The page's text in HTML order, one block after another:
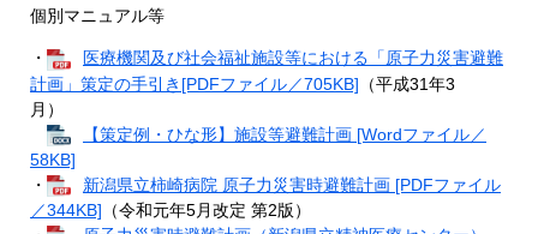
個別マニュアル等
・
医療機関及び社会福祉施設等における「原子力災害避難
計画」策定の手引き[PDFファイル／705KB] （平成31年3
月）
【策定例・ひな形】施設等避難計画 [Wordファイル／
58KB]
・
新潟県立柿崎病院 原子力災害時避難計画 [PDFファイル
／344KB] （令和元年5月改定 第2版）